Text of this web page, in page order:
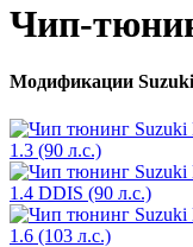
Чип-
Модификации
1.3 (90 л.с.)
1.4 DDIS (90 л.с.)
1.6 (103 л.с.)